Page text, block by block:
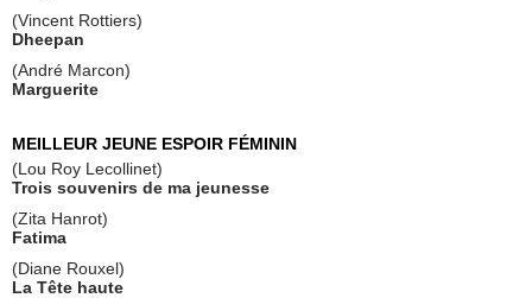
(Vincent Rottiers)
Dheepan
(André Marcon)
Marguerite
MEILLEUR JEUNE ESPOIR FÉMININ
(Lou Roy Lecollinet)
Trois souvenirs de ma jeunesse
(Zita Hanrot)
Fatima
(Diane Rouxel)
La Tête haute